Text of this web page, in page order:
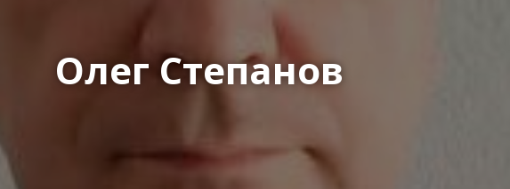
Олег Степанов